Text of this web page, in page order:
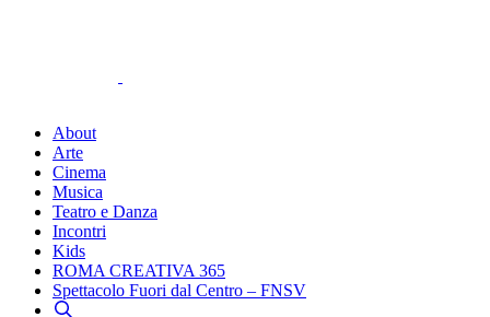
About
Arte
Cinema
Musica
Teatro e Danza
Incontri
Kids
ROMA CREATIVA 365
Spettacolo Fuori dal Centro – FNSV